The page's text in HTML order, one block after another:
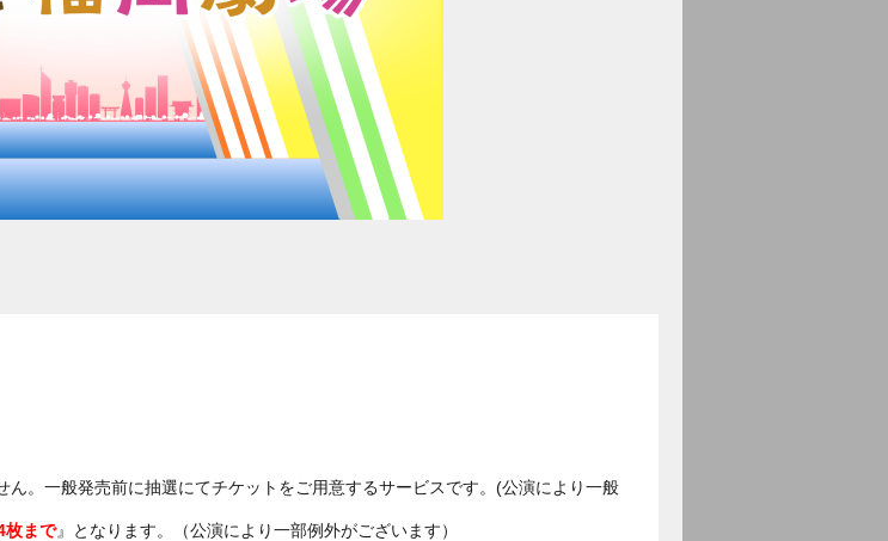
ん。一般発売前に抽選にてチケットをご用意するサービスです。(公演により一般
枚まで』となります。（公演により一部例外がございます）